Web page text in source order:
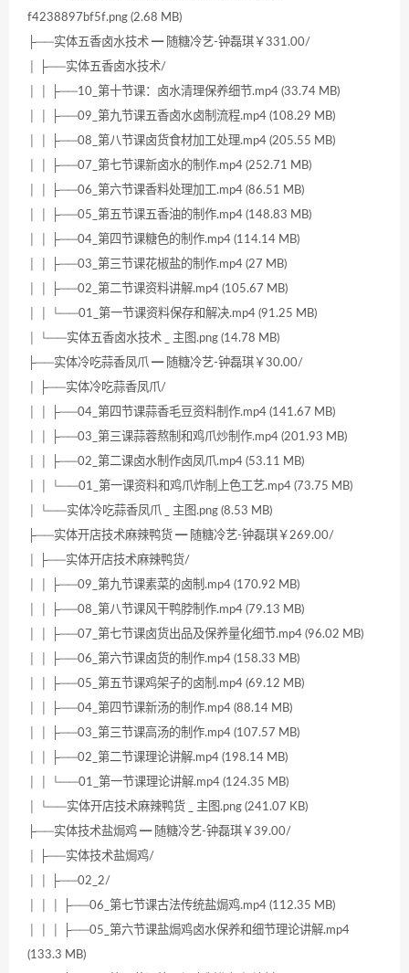
f4238897bf5f.png (2.68 MB)
├──实体五香卤水技术 ━ 随糖冷艺-钟磊琪￥331.00/
│ ├──实体五香卤水技术/
│ │ ├──10_第十节课：卤水清理保养细节.mp4 (33.74 MB)
│ │ ├──09_第九节课五香卤水卤制流程.mp4 (108.29 MB)
│ │ ├──08_第八节课卤货食材加工处理.mp4 (205.55 MB)
│ │ ├──07_第七节课新卤水的制作.mp4 (252.71 MB)
│ │ ├──06_第六节课香料处理加工.mp4 (86.51 MB)
│ │ ├──05_第五节课五香油的制作.mp4 (148.83 MB)
│ │ ├──04_第四节课糖色的制作.mp4 (114.14 MB)
│ │ ├──03_第三节课花椒盐的制作.mp4 (27 MB)
│ │ ├──02_第二节课资料讲解.mp4 (105.67 MB)
│ │ └──01_第一节课资料保存和解决.mp4 (91.25 MB)
│ └──实体五香卤水技术 _ 主图.png (14.78 MB)
├──实体冷吃蒜香凤爪 ━ 随糖冷艺-钟磊琪￥30.00/
│ ├──实体冷吃蒜香凤爪/
│ │ ├──04_第四节课蒜香毛豆资料制作.mp4 (141.67 MB)
│ │ ├──03_第三课蒜蓉熬制和鸡爪炒制作.mp4 (201.93 MB)
│ │ ├──02_第二课卤水制作卤凤爪.mp4 (53.11 MB)
│ │ └──01_第一课资料和鸡爪炸制上色工艺.mp4 (73.75 MB)
│ └──实体冷吃蒜香凤爪 _ 主图.png (8.53 MB)
├──实体开店技术麻辣鸭货 ━ 随糖冷艺-钟磊琪￥269.00/
│ ├──实体开店技术麻辣鸭货/
│ │ ├──09_第九节课素菜的卤制.mp4 (170.92 MB)
│ │ ├──08_第八节课风干鸭脖制作.mp4 (79.13 MB)
│ │ ├──07_第七节课卤货出品及保养量化细节.mp4 (96.02 MB)
│ │ ├──06_第六节课卤货的制作.mp4 (158.33 MB)
│ │ ├──05_第五节课鸡架子的卤制.mp4 (69.12 MB)
│ │ ├──04_第四节课新汤的制作.mp4 (88.14 MB)
│ │ ├──03_第三节课高汤的制作.mp4 (107.57 MB)
│ │ ├──02_第二节课理论讲解.mp4 (198.14 MB)
│ │ └──01_第一节课理论讲解.mp4 (124.35 MB)
│ └──实体开店技术麻辣鸭货 _ 主图.png (241.07 KB)
├──实体技术盐焗鸡 ━ 随糖冷艺-钟磊琪￥39.00/
│ ├──实体技术盐焗鸡/
│ │ ├──02_2/
│ │ │ ├──06_第七节课古法传统盐焗鸡.mp4 (112.35 MB)
│ │ │ ├──05_第六节课盐焗鸡卤水保养和细节理论讲解.mp4
(133.3 MB)